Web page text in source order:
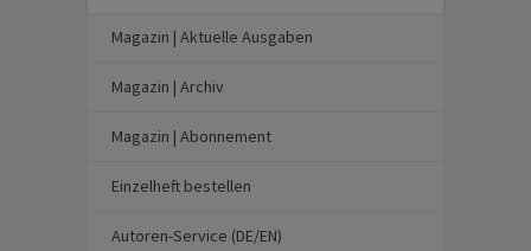
Magazin | Aktuelle Ausgaben
Magazin | Archiv
Magazin | Abonnement
Einzelheft bestellen
Autoren-Service (DE/EN)